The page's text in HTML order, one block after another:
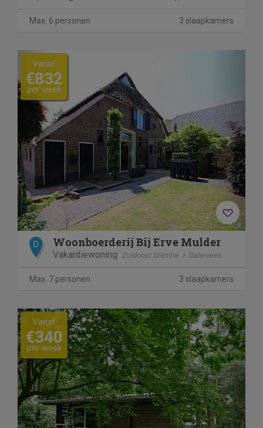
Max. 6 personen 3 slaapkamers
Previous
Vanaf
€832
per week
D Woonboerderij Bij Erve Mulder
Vakantiewoning Zuidoost Drenthe Dalerveen
Max. 7 personen 3 slaapkamers
Previous Next
Vanaf
€340
per week